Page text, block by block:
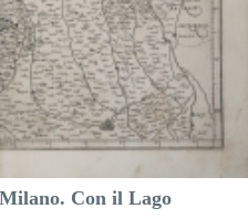
Con il Lago